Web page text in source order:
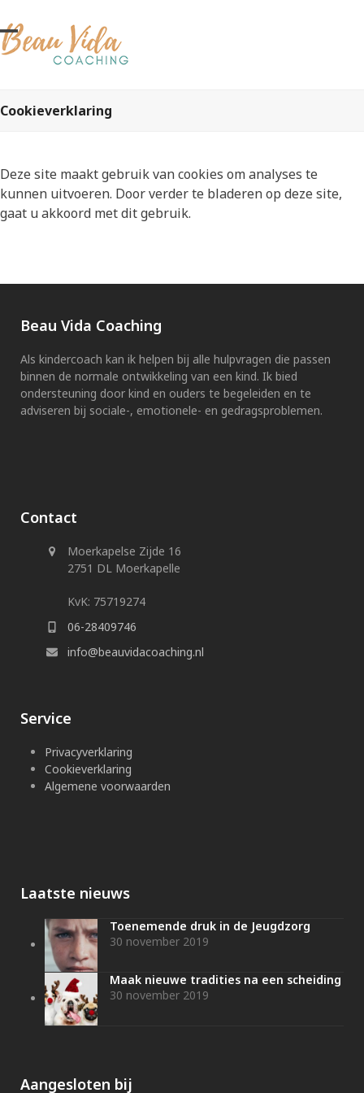
to
content
Open
menu
Close
menu
Cookieverklaring
Deze site maakt gebruik van cookies om analyses te
kunnen uitvoeren. Door verder te bladeren op deze site,
gaat u akkoord met dit gebruik.
Beau Vida Coaching
Als kindercoach kan ik helpen bij alle hulpvragen die passen
binnen de normale ontwikkeling van een kind. Ik bied
ondersteuning door kind en ouders te begeleiden en te
adviseren bij sociale-, emotionele- en gedragsproblemen.
Contact
Moerkapelse Zijde 16
2751 DL Moerkapelle
KvK: 75719274
06-28409746
info@beauvidacoaching.nl
Service
Privacyverklaring
Cookieverklaring
Algemene voorwaarden
Laatste nieuws
Toenemende druk in de Jeugdzorg
30 november 2019
Maak nieuwe tradities na een scheiding
30 november 2019
Aangesloten bij